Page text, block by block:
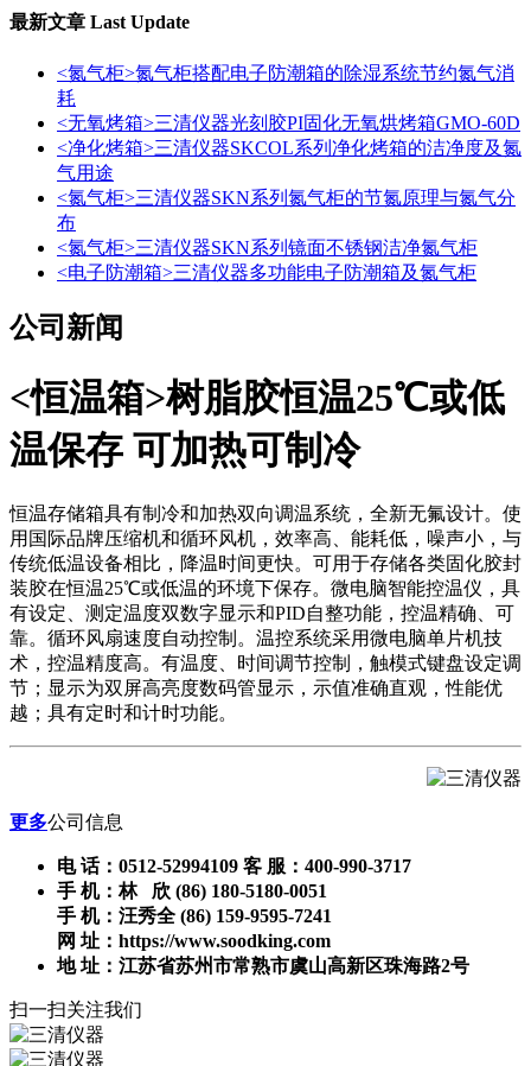
最新文章 Last Update
<氮气柜>氮气柜搭配电子防潮箱的除湿系统节约氮气消
耗
<无氧烤箱>三清仪器光刻胶PI固化无氧烘烤箱GMO-60D
<净化烤箱>三清仪器SKCOL系列净化烤箱的洁净度及氮
气用途
<氮气柜>三清仪器SKN系列氮气柜的节氮原理与氮气分
布
<氮气柜>三清仪器SKN系列镜面不锈钢洁净氮气柜
<电子防潮箱>三清仪器多功能电子防潮箱及氮气柜
公司新闻
<恒温箱>树脂胶恒温25℃或低
温保存 可加热可制冷
恒温存储箱具有制冷和加热双向调温系统，全新无氟设计。使
用国际品牌压缩机和循环风机，效率高、能耗低，噪声小，与
传统低温设备相比，降温时间更快。可用于存储各类固化胶封
装胶在恒温25℃或低温的环境下保存。微电脑智能控温仪，具
有设定、测定温度双数字显示和PID自整功能，控温精确、可
靠。循环风扇速度自动控制。温控系统采用微电脑单片机技
术，控温精度高。有温度、时间调节控制，触模式键盘设定调
节；显示为双屏高亮度数码管显示，示值准确直观，性能优
越；具有定时和计时功能。
更多公司信息
电 话：0512-52994109 客 服：400-990-3717
手 机：林 欣 (86) 180-5180-0051
手 机：汪秀全 (86) 159-9595-7241
网 址：https://www.soodking.com
地 址：江苏省苏州市常熟市虞山高新区珠海路2号
扫一扫关注我们